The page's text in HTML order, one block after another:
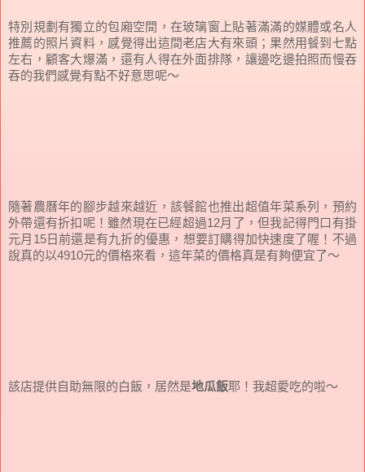
特別規劃有獨立的包廂空間，在玻璃窗上貼著滿滿的媒體或名人
推薦的照片資料，感覺得出這間老店大有來頭；果然用餐到七點
左右，顧客大爆滿，還有人得在外面排隊，讓邊吃邊拍照而慢吞
吞的我們感覺有點不好意思呢～
隨著農曆年的腳步越來越近，該餐館也推出超值年菜系列，預約
外帶還有折扣呢！雖然現在已經超過12月了，但我記得門口有掛
元月15日前還是有九折的優惠，想要訂購得加快速度了喔！不過
說真的以4910元的價格來看，這年菜的價格真是有夠便宜了～
該店提供自助無限的白飯，居然是地瓜飯耶！我超愛吃的啦～